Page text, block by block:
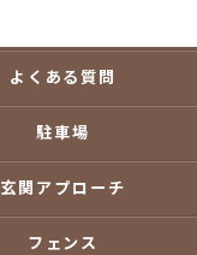
よくある質問
駐車場
玄関アプローチ
フェンス